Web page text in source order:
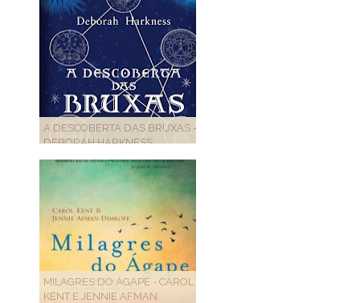
A DESCOBERTA DAS BRUXAS -
DEBORAH HARKNESS
MILAGRES DO ÁGAPE - CAROL
KENT E JENNIE AFMAN